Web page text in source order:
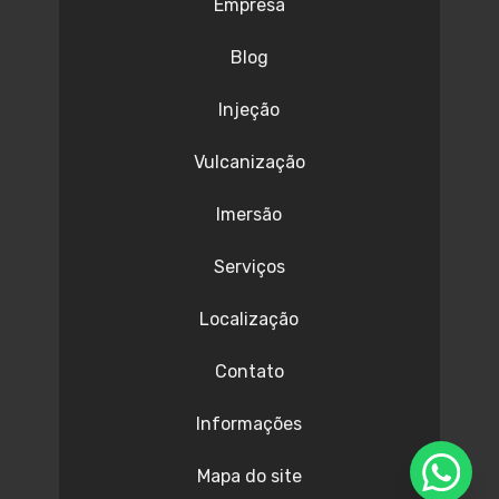
Empresa
Blog
Injeção
Vulcanização
Imersão
Serviços
Localização
Contato
Informações
Mapa do site